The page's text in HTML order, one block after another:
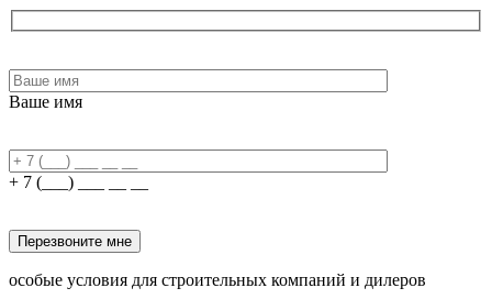
Ваше имя
+ 7 (___) ___ __ __
Перезвоните мне
особые условия для строительных компаний и дилеров